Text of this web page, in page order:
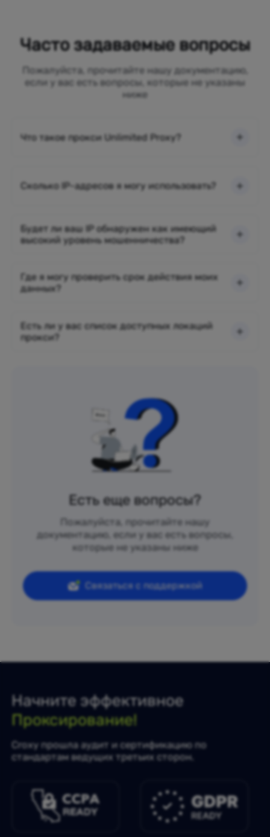
Часто задаваемые вопросы
Пожалуйста, прочитайте нашу документацию,
если у вас есть вопросы, которые не указаны
ниже
Что такое прокси Unlimited Proxy?
Сколько IP-адресов я могу использовать?
Будет ли ваш IP обнаружен как имеющий
высокий уровень мошенничества?
Где я могу проверить срок действия моих
данных?
Есть ли у вас список доступных локаций
прокси?
Есть еще вопросы?
Пожалуйста, прочитайте нашу
документацию, если у вас есть вопросы,
которые не указаны ниже
Связаться с поддержкой
Начните эффективное
Проксирование!
Croxy прошла аудит и сертификацию по
стандартам ведущих третьих сторон.